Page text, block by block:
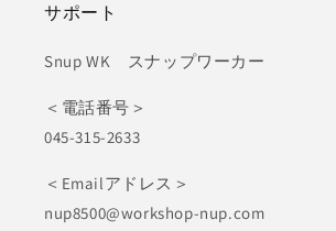
サポート
Snup WK スナップワーカー
＜電話番号＞
045-315-2633
＜Emailアドレス＞
nup8500@workshop-nup.com